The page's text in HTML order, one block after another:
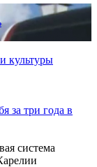
культуры
за три года в
система